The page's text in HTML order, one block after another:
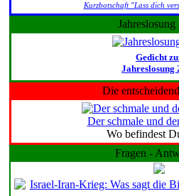
Kurzbotschaft "Lass dich
Jahreslosung
Gedicht
Jahreslosung
Die
Der schmale und
Wo befindest
Fragen -
Israel-Iran-Krieg: Was sagt die